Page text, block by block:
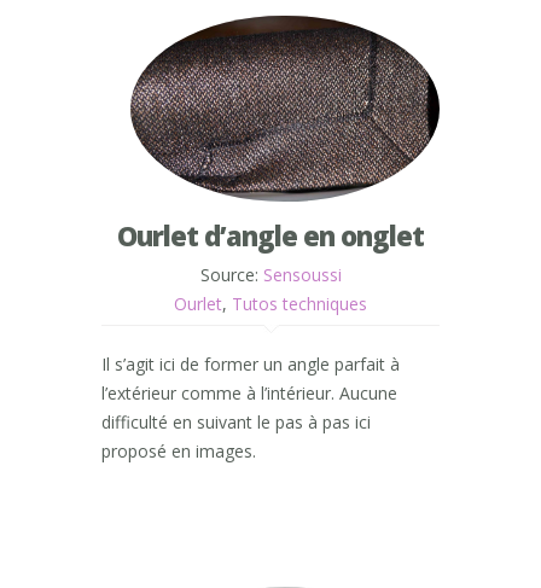
Ourlet d’angle en onglet
Source: Sensoussi
Ourlet, Tutos techniques
Il s’agit ici de former un angle parfait à
l’extérieur comme à l’intérieur. Aucune
difficulté en suivant le pas à pas ici
proposé en images.